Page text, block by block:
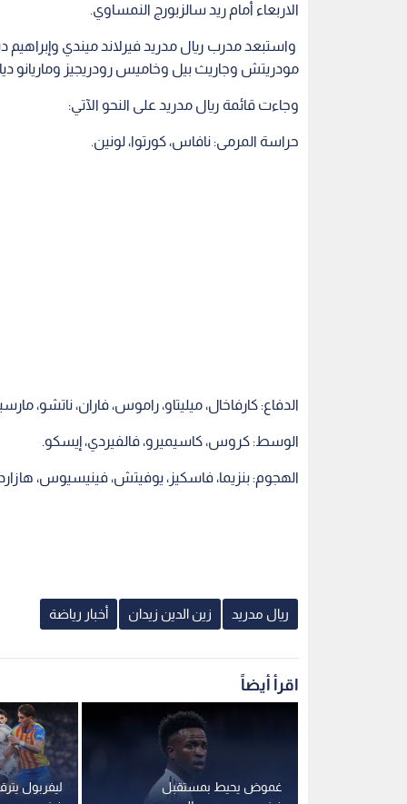
الاربعاء أمام ريد سالزبورج النمساوي.
واستبعد مدرب ريال مدريد فيرلاند ميندي
مودريتش وجاريث بيل وخاميس رودريجيز وماريانو
وجاءت قائمة ريال مدريد على النحو الآتي:
حراسة المرمى: نافاس، كورتوا، لونين.
الدفاع: كارفاخال، ميليتاو، راموس، فاران، ناتشو،
الوسط: كروس، كاسيميرو، فالفيردي، إيسكو.
الهجوم: بنزيما، فاسكيز، يوفيتش، فينيسيوس،
ريال مدريد زين الدين زيدان أخبار رياضة
اقرأ أيضاً
ليفربول
غموض يحيط بمستقبل